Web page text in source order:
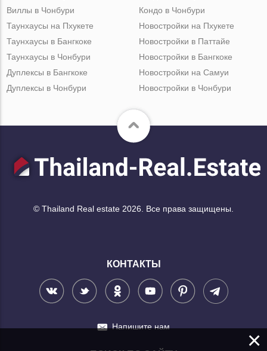
Виллы в Чонбури
Кондо в Чонбури
Таунхаусы на Пхукете
Таунхаусы в Бангкоке
Таунхаусы в Чонбури
Дуплексы в Бангкоке
Дуплексы в Чонбури
Новостройки на Пхукете
Новостройки в Паттайе
Новостройки в Бангкоке
Новостройки на Самуи
Новостройки в Чонбури
© Thailand Real estate 2026. Все права защищены.
КОНТАКТЫ
Напишите нам
×